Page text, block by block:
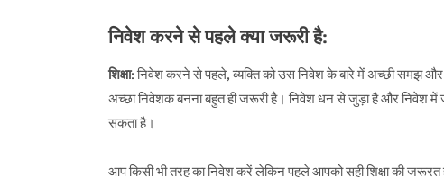
निवेश करने से पहले क्या जरूरी है:
शिक्षा: निवेश करने से पहले, व्यक्ति को उस निवेश के बारे में अच्छी समझ और
अच्छा निवेशक बनना बहुत ही जरूरी है। निवेश धन से जुड़ा है और निवेश
सकता है।
आप किसी भी तरह का निवेश करें लेकिन पहले आपको सही शिक्षा की जरूरत